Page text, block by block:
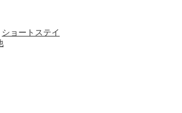
ショートステイ